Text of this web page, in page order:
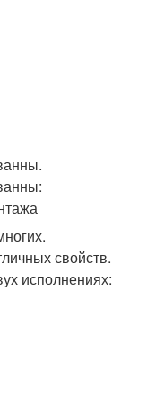
свойств.
исполнениях: